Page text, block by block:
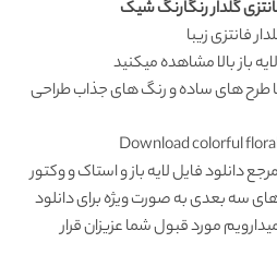
گلدار رنگارنگ شیک
فانتزی زیبا
بازبالا مشاهده میکنید
با طرح های ساده و رنگ های جذاب طراحی
Download colorful
دانلود فایل لایه بازو استاک و وکتور
سه بعدی به صورت ویژه برای دانلود
مورد قبول شما عزیزان قرار